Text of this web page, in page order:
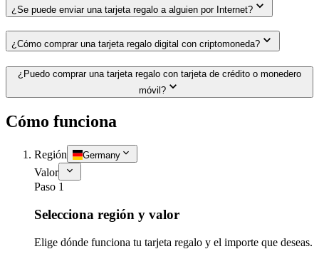
¿Se puede enviar una tarjeta regalo a alguien por Internet?
¿Cómo comprar una tarjeta regalo digital con criptomoneda?
¿Puedo comprar una tarjeta regalo con tarjeta de crédito o monedero
móvil?
Cómo funciona
Región Germany
Valor
Paso 1
Selecciona región y valor
Elige dónde funciona tu tarjeta regalo y el importe que deseas.